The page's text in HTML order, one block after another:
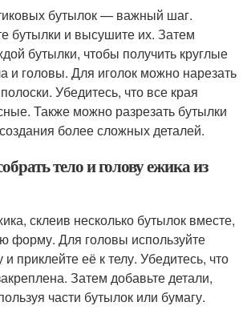
бутылок — важный шаг.
бутылки и высушите их. Затем
бутылки, чтобы получить круглые
и головы. Для иголок можно нарезать
Убедитесь, что все края
Также можно разрезать бутылки
более сложных деталей.
тело и голову ежика из
склеив несколько бутылок вместе,
форму. Для головы используйте
приклейте её к телу. Убедитесь, что
Затем добавьте детали,
части бутылок или бумагу.